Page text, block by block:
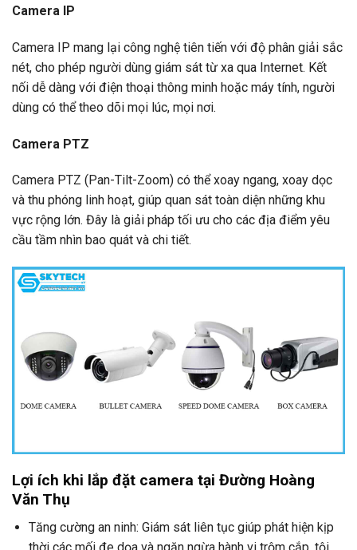
Camera IP
Camera IP mang lại công nghệ tiên tiến với độ phân giải sắc
nét, cho phép người dùng giám sát từ xa qua Internet. Kết
nối dễ dàng với điện thoại thông minh hoặc máy tính, người
dùng có thể theo dõi mọi lúc, mọi nơi.
Camera PTZ
Camera PTZ (Pan-Tilt-Zoom) có thể xoay ngang, xoay dọc
và thu phóng linh hoạt, giúp quan sát toàn diện những khu
vực rộng lớn. Đây là giải pháp tối ưu cho các địa điểm yêu
cầu tầm nhìn bao quát và chi tiết.
Lợi ích khi lắp đặt camera tại Đường Hoàng
Văn Thụ
Tăng cường an ninh: Giám sát liên tục giúp phát hiện kịp